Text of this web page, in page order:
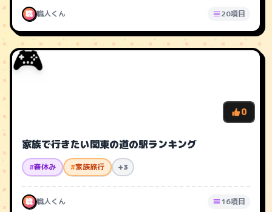
職 職人くん 20項目
🎮
0
家族で行きたい関東の道の駅ランキング
#春休み #家族旅行 +3
職 職人くん 16項目